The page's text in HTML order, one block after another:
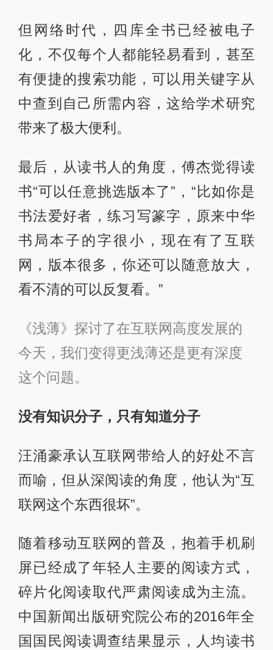
但网络时代，四库全书已经被电子
化，不仅每个人都能轻易看到，甚至
有便捷的搜索功能，可以用关键字从
中查到自己所需内容，这给学术研究
带来了极大便利。
最后，从读书人的角度，傅杰觉得读
书“可以任意挑选版本了”，“比如你是
书法爱好者，练习写篆字，原来中华
书局本子的字很小，现在有了互联
网，版本很多，你还可以随意放大，
看不清的可以反复看。”
《浅薄》探讨了在互联网高度发展的
今天，我们变得更浅薄还是更有深度
这个问题。
没有知识分子，只有知道分子
汪涌豪承认互联网带给人的好处不言
而喻，但从深阅读的角度，他认为“互
联网这个东西很坏”。
随着移动互联网的普及，抱着手机刷
屏已经成了年轻人主要的阅读方式，
碎片化阅读取代严肃阅读成为主流。
中国新闻出版研究院公布的2016年全
国国民阅读调查结果显示，人均读书